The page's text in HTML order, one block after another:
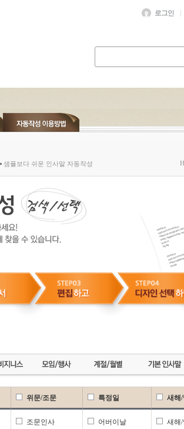
로그인
샘플보다 쉬운 인사말 자동작성
위문/조문
조문인사
특정일
어버이날
새해
새해